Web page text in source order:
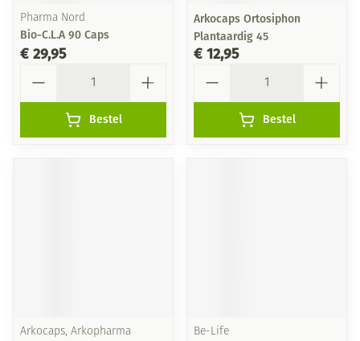
Pharma Nord
Bio-C.L.A 90 Caps
€ 29,95
Bestel
Arkocaps Ortosiphon
Plantaardig 45
€ 12,95
Bestel
Arkocaps, Arkopharma Be-Life